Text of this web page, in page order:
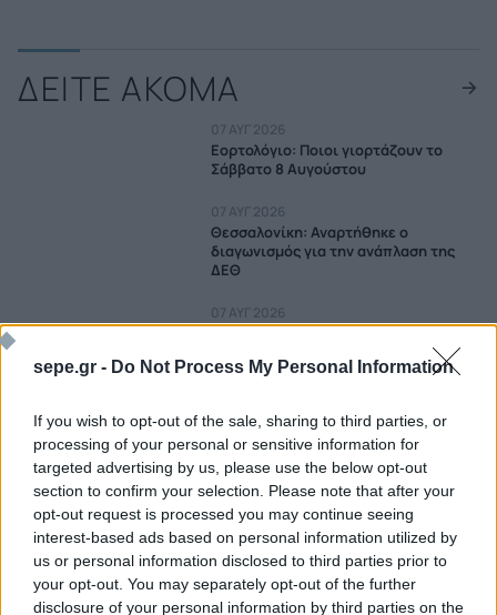
sepe.gr - Do Not Process My Personal Information
If you wish to opt-out of the sale, sharing to third parties, or
processing of your personal or sensitive information for
targeted advertising by us, please use the below opt-out
section to confirm your selection. Please note that after your
opt-out request is processed you may continue seeing
interest-based ads based on personal information utilized by
us or personal information disclosed to third parties prior to
your opt-out. You may separately opt-out of the further
disclosure of your personal information by third parties on the
ΔΕΙΤΕ ΑΚΟΜΑ
07 ΑΥΓ 2026
Εορτολόγιο: Ποιοι γιορτάζουν το
Σάββατο 8 Αυγούστου
07 ΑΥΓ 2026
Θεσσαλονίκη: Αναρτήθηκε ο
διαγωνισμός για την ανάπλαση της
ΔΕΘ
07 ΑΥΓ 2026
Κρήτη: Φωτιά σε αγροτοδασική
Φωτιά σε κατάστημα στο Παλαιό
Φάληρο
07 ΑΥΓ 2026
Πυροσβέστες Λακωνίας:
Καταγγέλλουν μετακίνηση
πυροσβεστικού οχήματος 60 ετών
στο Πόρτο Γερμενό
07 ΑΥΓ 2026
Συναγερμός για εξαφάνιση 15χρονου